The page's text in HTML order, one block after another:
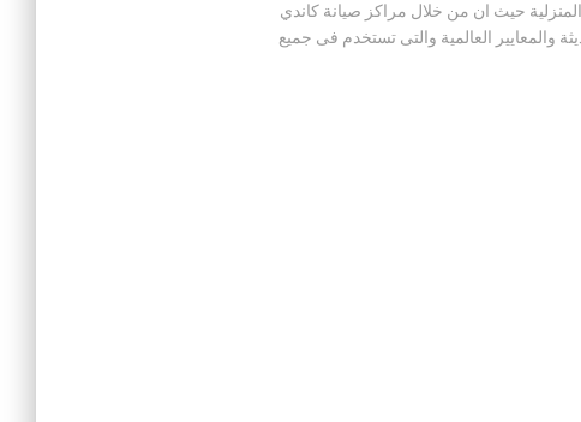
صيانة كاندي المنزلية حيث ان من خلال مراكز صيانة كاندي
والمعايير العالمية والتى تستخدم فى جميع